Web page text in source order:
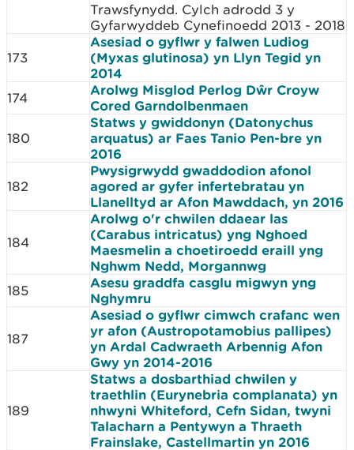
Trawsfynydd. Cylch adrodd 3 y
Gyfarwyddeb Cynefinoedd 2013 - 2018
173
Asesiad o gyflwr y falwen Ludiog
(Myxas glutinosa) yn Llyn Tegid yn
2014
174
Arolwg Misglod Perlog Dŵr Croyw
Cored Garndolbenmaen
180
Statws y gwiddonyn (Datonychus
arquatus) ar Faes Tanio Pen-bre yn
2016
182
Pwysigrwydd gwaddodion afonol
agored ar gyfer infertebratau yn
Llanelltyd ar Afon Mawddach, yn 2016
184
Arolwg o'r chwilen ddaear las
(Carabus intricatus) yng Nghoed
Maesmelin a choetiroedd eraill yng
Nghwm Nedd, Morgannwg
185
Asesu graddfa casglu migwyn yng
Nghymru
187
Asesiad o gyflwr cimwch crafanc wen
yr afon (Austropotamobius pallipes)
yn Ardal Cadwraeth Arbennig Afon
Gwy yn 2014-2016
189
Statws a dosbarthiad chwilen y
traethlin (Eurynebria complanata) yn
nhwyni Whiteford, Cefn Sidan, twyni
Talacharn a Pentywyn a Thraeth
Frainslake, Castellmartin yn 2016